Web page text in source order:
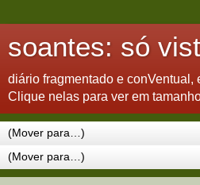
soantes: só
diário fragmentado e conVentual,
Clique nelas para ver em